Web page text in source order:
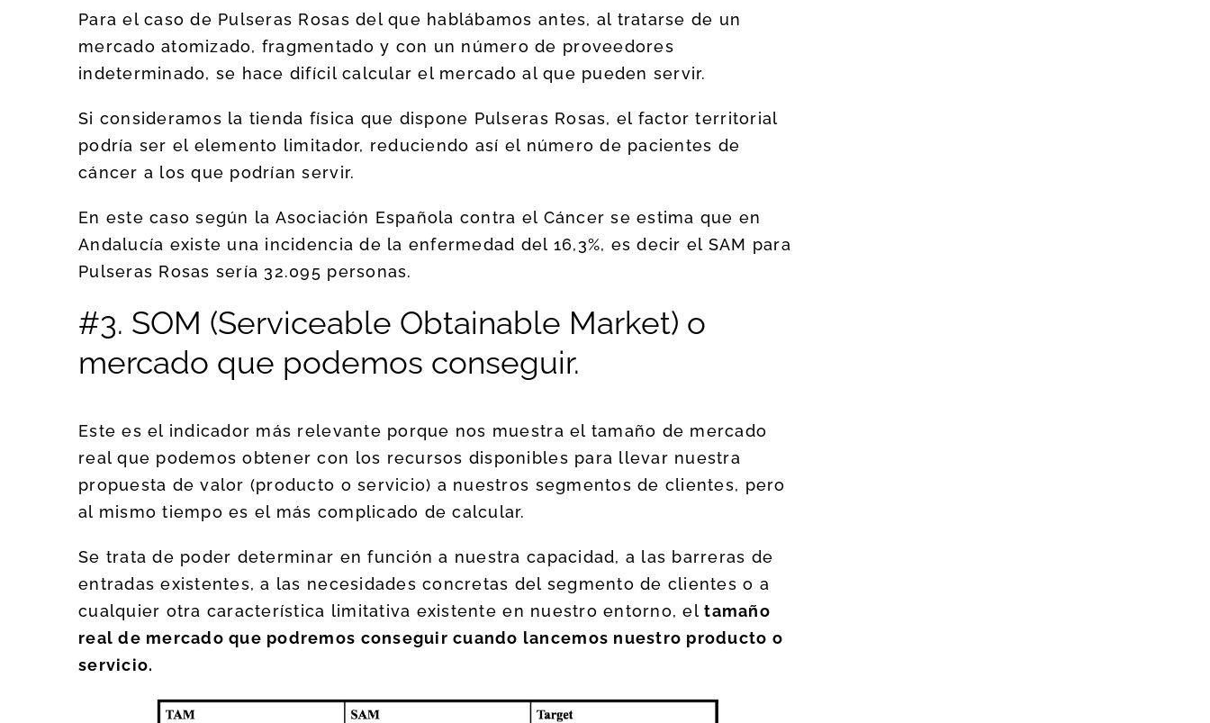
Para el caso de Pulseras Rosas del que hablábamos antes, al tratarse de un
mercado atomizado, fragmentado y con un número de proveedores
indeterminado, se hace difícil calcular el mercado al que pueden servir.
Si consideramos la tienda física que dispone Pulseras Rosas, el factor territorial
podría ser el elemento limitador, reduciendo así el número de pacientes de
cáncer a los que podrían servir.
En este caso según la Asociación Española contra el Cáncer se estima que en
Andalucía existe una incidencia de la enfermedad del 16,3%, es decir el SAM para
Pulseras Rosas sería 32.095 personas.
#3. SOM (Serviceable Obtainable Market) o
mercado que podemos conseguir.
Este es el indicador más relevante porque nos muestra el tamaño de mercado
real que podemos obtener con los recursos disponibles para llevar nuestra
propuesta de valor (producto o servicio) a nuestros segmentos de clientes, pero
al mismo tiempo es el más complicado de calcular.
Se trata de poder determinar en función a nuestra capacidad, a las barreras de
entradas existentes, a las necesidades concretas del segmento de clientes o a
cualquier otra característica limitativa existente en nuestro entorno, eltamaño
real de mercado que podremos conseguir cuando lancemos nuestro producto o
servicio.